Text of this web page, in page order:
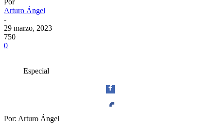
Arturo Ángel
-
29 marzo, 2023
750
0
Especial
Por: Arturo Ángel